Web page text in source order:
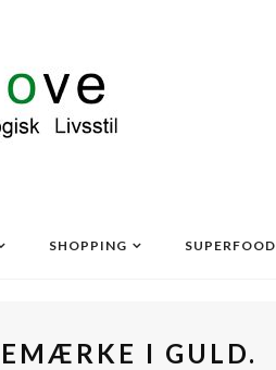
SHOPPING SUPERFOOD
I GULD.